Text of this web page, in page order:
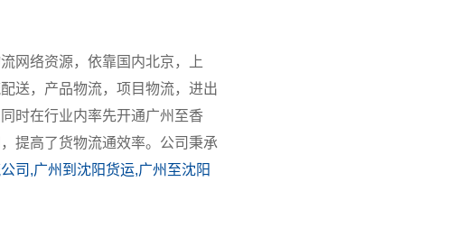
网络资源，依靠国内北京，上
送，产品物流，项目物流，进出
时在行业内率先开通广州至香
提高了货物流通效率。公司秉承
司,广州到沈阳货运,广州至沈阳